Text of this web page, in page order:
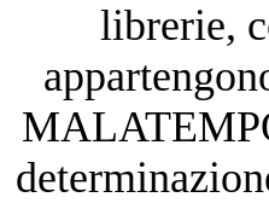
librerie,